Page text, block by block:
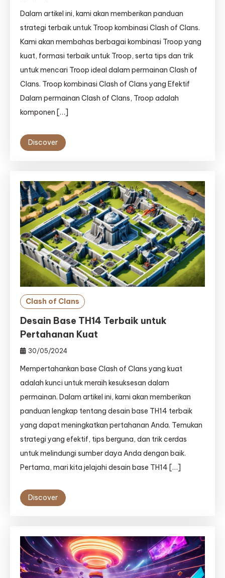
Dalam artikel ini, kami akan memberikan panduan
strategi terbaik untuk Troop kombinasi Clash of Clans.
Kami akan membahas berbagai kombinasi Troop yang
kuat, formasi terbaik untuk Troop, serta tips dan trik
untuk mencari Troop ideal dalam permainan Clash of
Clans. Troop kombinasi Clash of Clans yang Efektif
Dalam permainan Clash of Clans, Troop adalah
komponen […]
Discover
Clash of Clans
Desain Base TH14 Terbaik untuk
Pertahanan Kuat
30/05/2024
Mempertahankan base Clash of Clans yang kuat
adalah kunci untuk meraih kesuksesan dalam
permainan. Dalam artikel ini, kami akan memberikan
panduan lengkap tentang desain base TH14 terbaik
yang dapat meningkatkan pertahanan Anda. Temukan
strategi yang efektif, tips berguna, dan trik cerdas
untuk melindungi sumber daya Anda dengan baik.
Pertama, mari kita jelajahi desain base TH14 […]
Discover